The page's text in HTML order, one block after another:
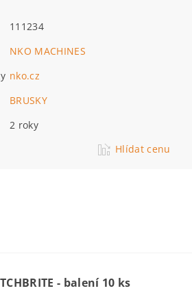
111234
NKO MACHINES
nko.cz
BRUSKY
2 roky
Hlídat cenu
- balení 10 ks